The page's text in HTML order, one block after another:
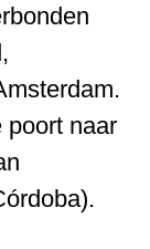
poort naar